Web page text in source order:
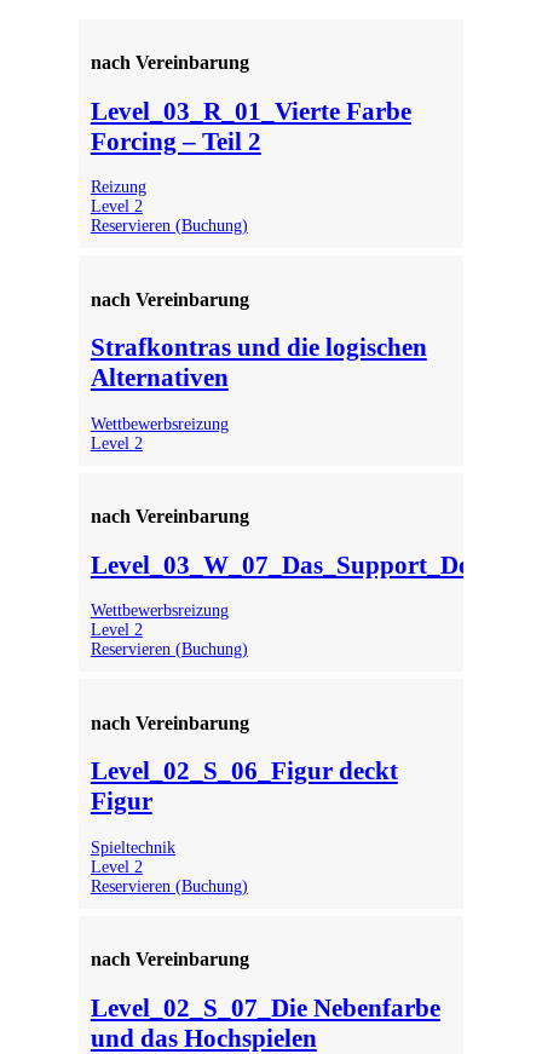
nach Vereinbarung
Level_03_R_01_Vierte Farbe
Forcing – Teil 2
Reizung
Level 2
Reservieren (Buchung)
nach Vereinbarung
Strafkontras und die logischen
Alternativen
Wettbewerbsreizung
Level 2
nach Vereinbarung
Level_03_W_07_Das_Support_Double
Wettbewerbsreizung
Level 2
Reservieren (Buchung)
nach Vereinbarung
Level_02_S_06_Figur deckt
Figur
Spieltechnik
Level 2
Reservieren (Buchung)
nach Vereinbarung
Level_02_S_07_Die Nebenfarbe
und das Hochspielen